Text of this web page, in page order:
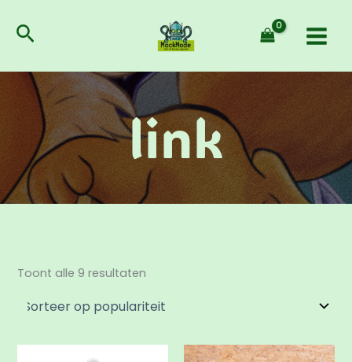
naarZoeken
link
Toont alle 9 resultaten
populariteit
Dit